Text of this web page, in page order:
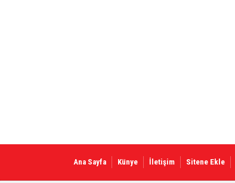
Ana Sayfa Künye İletişim Sitene Ekle